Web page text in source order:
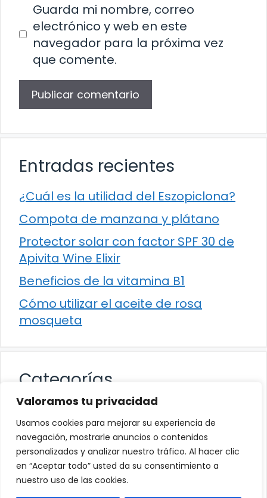
Valoramos tu privacidad
Usamos cookies para mejorar su experiencia de
navegación, mostrarle anuncios o contenidos
personalizados y analizar nuestro tráfico. Al hacer clic
en “Aceptar todo” usted da su consentimiento a
nuestro uso de las cookies.
Guarda mi nombre, correo
electrónico y web en este
navegador para la próxima vez
que comente.
Entradas recientes
¿Cuál es la utilidad del Eszopiclona?
Compota de manzana y plátano
Protector solar con factor SPF 30 de
Apivita Wine Elixir
Beneficios de la vitamina B1
Cómo utilizar el aceite de rosa
mosqueta
Categorías
Alimentación
Destacados
Hogar
Salud